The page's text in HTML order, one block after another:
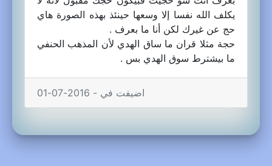
يكلف الله نفسا إلا وسعها حينئذ بهذه الصورة هاي
حج عن غيرك لكن أنا ما بعرف .
حجة مثلا قران ما ساق الهدي لأن المذهب الحنفي
ما بيشترط سوق الهدي بس .
اضيفت في - 2016-07-01